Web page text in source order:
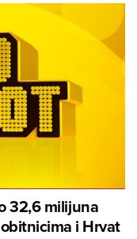
32,6 milijuna
i Hrvat